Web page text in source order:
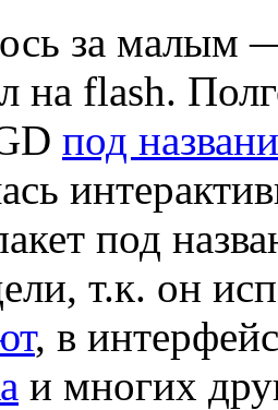
за малым
на flash.
под
под
т.к. он
, в
и многих